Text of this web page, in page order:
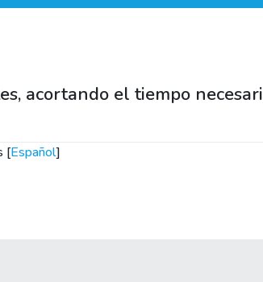
acortando el tiempo
[Español]